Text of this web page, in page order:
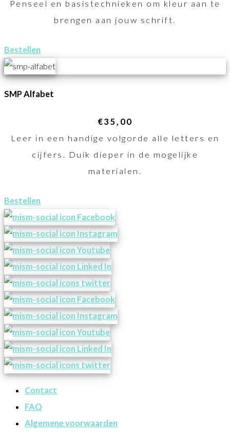
Penseel en basistechnieken om kleur aan te
brengen aan jouw schrift.
Bestellen
SMP Alfabet
€35,00
Leer in een handige volgorde alle letters en
cijfers. Duik dieper in de mogelijke
materialen.
Bestellen
Contact
FAQ
Algemene voorwaarden